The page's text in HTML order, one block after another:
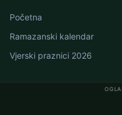
Početna
Ramazanski kalendar
Vjerski praznici 2026
Namaz vremena u